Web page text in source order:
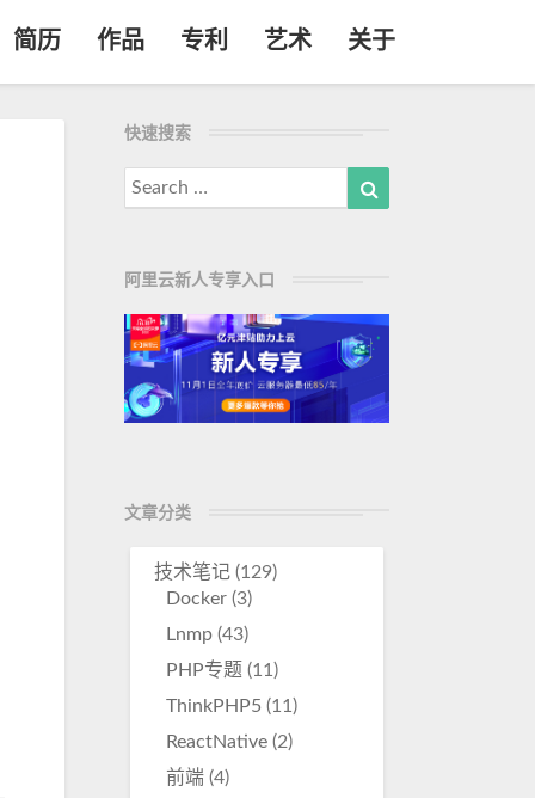
简历 作品 专利 艺术 关于
快速搜索
Search
for:
阿里云新人专享入口
文章分类
技术笔记(129)
Docker(3)
Lnmp(43)
PHP专题 (11)
ThinkPHP5(11)
ReactNative(2)
前端(4)